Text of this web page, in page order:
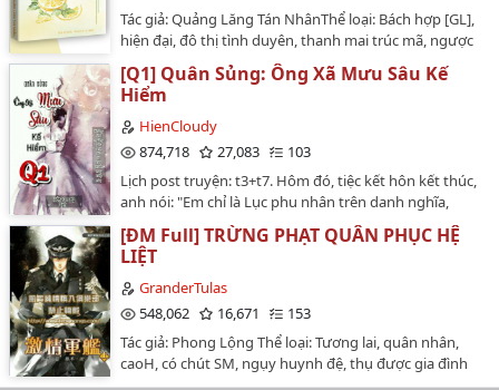
Tác giả: Quảng Lăng Tán NhânThể loại: Bách hợp [GL],
hiện đại, đô thị tình duyên, thanh mai trúc mã, ngược
luyến tàn tâm, cẩu huyết, HE 2 kếtTình trạng bản raw:
136 chương hoàn.Editor: Bách LinhThiết kế bìa:
AinsleyTiểu thuyết giới thiệu vắn tắt: Thanh mai trúc
mã thầm mến đã lâu, em gái xinh đẹp lạnh lùng.(*Em
gái ở đây là con của mẹ kế, ko cùng huyết
trẻo mát lành, bạn thích vị nào hơn?…
[Q1] Quân Sủng: Ông Xã Mưu Sâu Kế
Hiểm
HienCloudy
874,718
27,083
103
Lịch post truyện: t3+t7. Hôm đó, tiệc kết hôn kết thúc,
anh nói: "Em chỉ là Lục phu nhân trên danh nghĩa,
đừng có bất cứ si tâm vọng tưởng gì! Ông nội được
trăm tuổi, chúng ta liền ly hôn." Cô ngước mắt cười,
"1000 vạn!" Anh ném cho cô một chiếc thẻ ngân hàng
chuẩn bị xoay người. "Lục Thiếu, là một năm 1000 vạn,
không đủ một năm, vẫn tính là 1 năm tiền phí. Ngoài
hôn!" Lục Dĩ Thừa đột nhiên phát hiện, người phụ nữ
này còn muốn ly hôn hơn cả anh! ____ "Lục phu nhân,
[ĐM Full] TRỪNG PHẠT QUÂN PHỤC HỆ
LIỆT
GranderTulas
548,062
16,671
153
Tác giả: Phong Lộng Thể loại: Tương lai, quân nhân,
caoH, có chút SM, ngụy huynh đệ, thụ được gia đình
công nhận làm con nuôi, nhất thụ lưỡng công, cực kỳ